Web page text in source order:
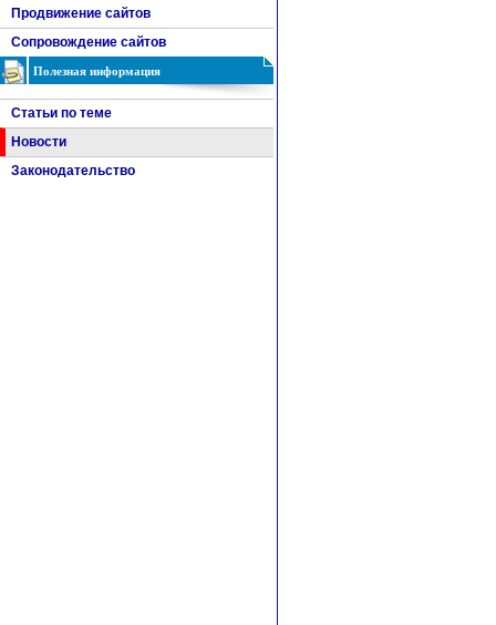
Продвижение сайтов
Сопровождение сайтов
Полезная информация
Статьи по теме
Новости
Законодательство